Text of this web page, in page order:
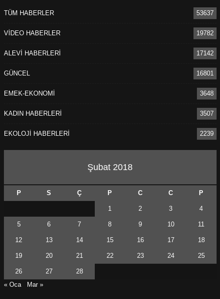
TÜM HABERLER 53637
VİDEO HABERLER 19782
ALEVİ HABERLERİ 17142
GÜNCEL 16801
EMEK-EKONOMİ 3648
KADIN HABERLERİ 3507
EKOLOJİ HABERLERİ 2239
Şubat 2018
P S Ç P C C P
1 2 3 4
5 6 7 8 9 10 11
12 13 14 15 16 17 18
19 20 21 22 23 24 25
26 27
28
« Oca
Mar »